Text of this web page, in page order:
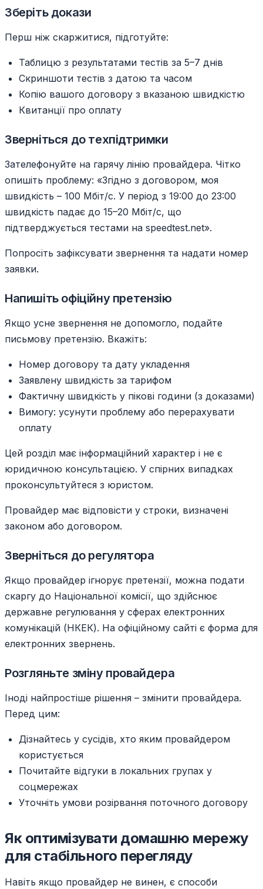
Зберіть докази
Перш ніж скаржитися, підготуйте:
Таблицю з результатами тестів за 5–7 днів
Скриншоти тестів з датою та часом
Копію вашого договору з вказаною швидкістю
Квитанції про оплату
Зверніться до техпідтримки
Зателефонуйте на гарячу лінію провайдера. Чітко
опишіть проблему: «Згідно з договором, моя
швидкість – 100 Мбіт/с. У період з 19:00 до 23:00
швидкість падає до 15–20 Мбіт/с, що
підтверджується тестами на speedtest.net».
Попросіть зафіксувати звернення та надати номер
заявки.
Напишіть офіційну претензію
Якщо усне звернення не допомогло, подайте
письмову претензію. Вкажіть:
Номер договору та дату укладення
Заявлену швидкість за тарифом
Фактичну швидкість у пікові години (з доказами)
Вимогу: усунути проблему або перерахувати
оплату
Цей розділ має інформаційний характер і не є
юридичною консультацією. У спірних випадках
проконсультуйтеся з юристом.
Провайдер має відповісти у строки, визначені
законом або договором.
Зверніться до регулятора
Якщо провайдер ігнорує претензії, можна подати
скаргу до Національної комісії, що здійснює
державне регулювання у сферах електронних
комунікацій (НКЕК). На офіційному сайті є форма для
електронних звернень.
Розгляньте зміну провайдера
Іноді найпростіше рішення – змінити провайдера.
Перед цим:
Дізнайтесь у сусідів, хто яким провайдером
користується
Почитайте відгуки в локальних групах у
соцмережах
Уточніть умови розірвання поточного договору
Як оптимізувати домашню мережу
для стабільного перегляду
Навіть якщо провайдер не винен, є способи